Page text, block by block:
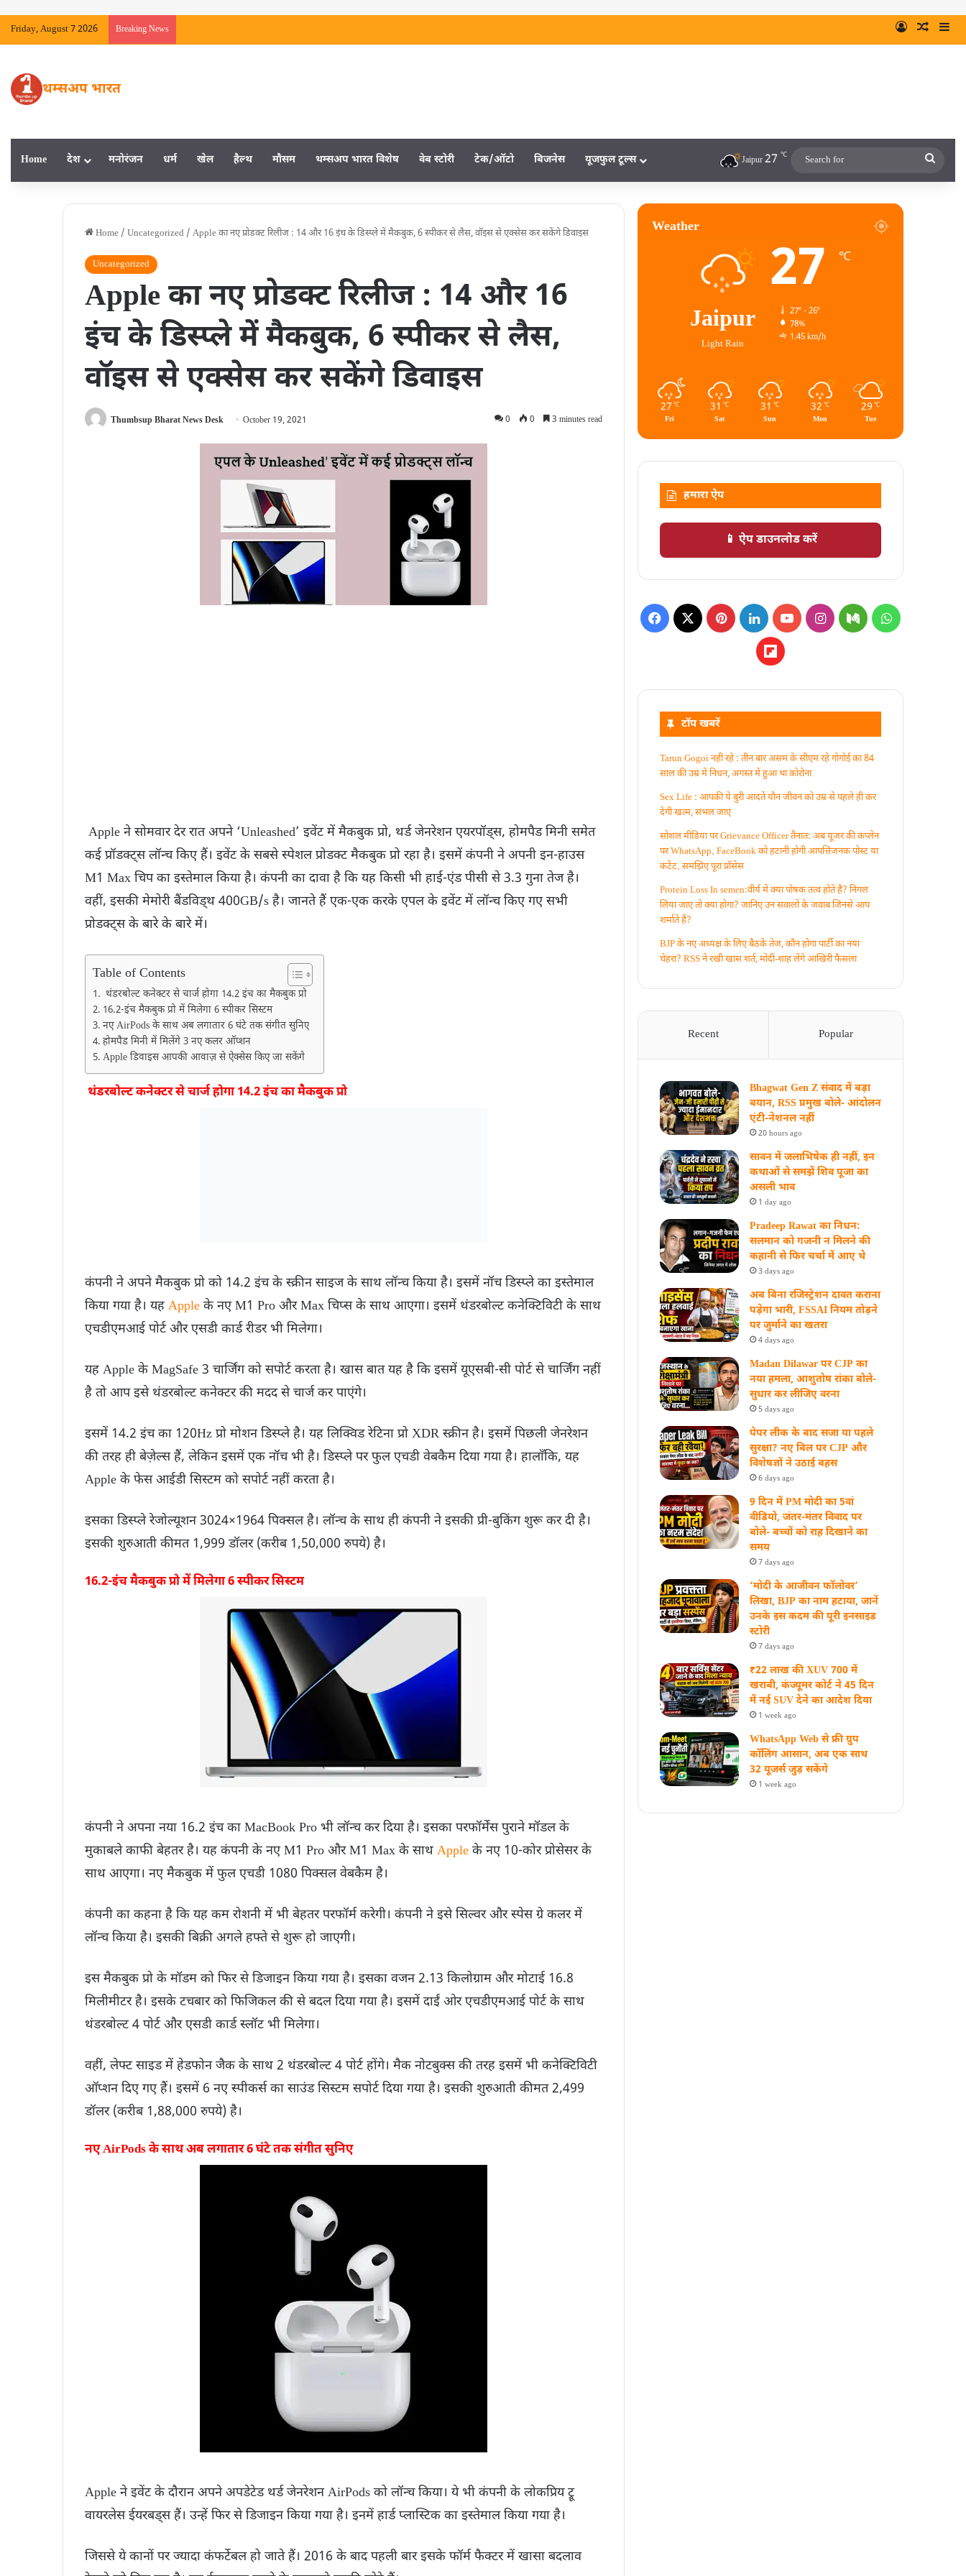
Friday, August 7 2026 Breaking News
थम्सअप भारत
Home देश मनाेरंजन धर्म खेल हैल्‍थ मौसम थम्‍सअप भारत विशेष वेब स्‍टोरी टेक/ऑटो बिजनेस यूजफुल टूल्‍स Jaipur27 ℃
Home / Uncategorized / Apple का नए प्रोडक्ट रिलीज : 14 और 16 इंच के डिस्प्ले में मैकबुक, 6 स्पीकर से लैस, वॉइस से एक्सेस कर सकेंगे ​डिवाइस
Uncategorized
Apple का नए प्रोडक्ट रिलीज : 14 और 16
इंच के डिस्प्ले में मैकबुक, 6 स्पीकर से लैस,
वॉइस से एक्सेस कर सकेंगे ​डिवाइस
Thumbsup Bharat News Desk October 19, 2021 0 0 3 minutes read
Apple ने सोमवार देर रात अपने ‘Unleashed’ इवेंट में मैकबुक प्रो, थर्ड जेनरेशन एयरपॉड्स, होमपैड मिनी समेत
कई प्रॉडक्ट्स लॉन्च किए हैं। इवेंट के सबसे स्पेशल प्रोडक्ट मैकबुक प्रो रहा है। इसमें कंपनी ने अपनी इन-हाउस
M1 Max चिप का इस्तेमाल किया है। कंपनी का दावा है कि यह किसी भी हाई-एंड पीसी से 3.3 गुना तेज है।
वहीं, इसकी मेमोरी बैंडविड्थ 400GB/s है। जानते हैं एक-एक करके एपल के इवेंट में लॉन्च किए गए सभी
प्रोडक्ट्स के बारे के बारे में।
Table of Contents
थंडरबोल्ट कनेक्टर से चार्ज होगा 14.2 इंच का मैकबुक प्रो
16.2-इंच मैकबुक प्रो में मिलेगा 6 स्पीकर सिस्टम
नए AirPods के साथ अब लगातार 6 घंटे तक संगीत सुनिए
होमपैड मिनी में मिलेंगे 3 नए कलर ऑप्शन
Apple डिवाइस आपकी आवाज़ से ऐक्सेस किए जा सकेंगे
थंडरबोल्ट कनेक्टर से चार्ज होगा 14.2 इंच का मैकबुक प्रो
कंपनी ने अपने मैकबुक प्रो को 14.2 इंच के स्क्रीन साइज के साथ लॉन्च किया है। इसमें नॉच डिस्प्ले का इस्तेमाल
किया गया है। यह Apple के नए M1 Pro और Max चिप्स के साथ आएगा। इसमें थंडरबोल्ट कनेक्टिविटी के साथ
एचडीएमआई पोर्ट और एसडी कार्ड रीडर भी मिलेगा।
यह Apple के MagSafe 3 चार्जिंग को सपोर्ट करता है। खास बात यह है कि इसमें यूएसबी-सी पोर्ट से चार्जिंग नहीं
है तो आप इसे थंडरबोल्ट कनेक्टर की मदद से चार्ज कर पाएंगे।
इसमें 14.2 इंच का 120Hz प्रो मोशन डिस्प्ले है। यह लिक्विड रेटिना प्रो XDR स्क्रीन है। इसमें पिछली जेनरेशन
की तरह ही बेज़ेल्स हैं, लेकिन इसमें एक नॉच भी है। डिस्प्ले पर फुल एचडी वेबकैम दिया गया है। हालाँकि, यह
Apple के फेस आईडी सिस्टम को सपोर्ट नहीं करता है।
इसका डिस्प्ले रेजोल्यूशन 3024×1964 पिक्सल है। लॉन्च के साथ ही कंपनी ने इसकी प्री-बुकिंग शुरू कर दी है।
इसकी शुरुआती कीमत 1,999 डॉलर (करीब 1,50,000 रुपये) है।
16.2-इंच मैकबुक प्रो में मिलेगा 6 स्पीकर सिस्टम
कंपनी ने अपना नया 16.2 इंच का MacBook Pro भी लॉन्च कर दिया है। इसका परफॉर्मेंस पुराने मॉडल के
मुकाबले काफी बेहतर है। यह कंपनी के नए M1 Pro और M1 Max के साथ Apple के नए 10-कोर प्रोसेसर के
साथ आएगा। नए मैकबुक में फुल एचडी 1080 पिक्सल वेबकैम है।
कंपनी का कहना है कि यह कम रोशनी में भी बेहतर परफॉर्म करेगी। कंपनी ने इसे सिल्वर और स्पेस ग्रे कलर में
लॉन्च किया है। इसकी बिक्री अगले हफ्ते से शुरू हो जाएगी।
इस मैकबुक प्रो के मॉडम को फिर से डिजाइन किया गया है। इसका वजन 2.13 किलोग्राम और मोटाई 16.8
मिलीमीटर है। इसके टचबार को फिजिकल की से बदल दिया गया है। इसमें दाईं ओर एचडीएमआई पोर्ट के साथ
थंडरबोल्ट 4 पोर्ट और एसडी कार्ड स्लॉट भी मिलेगा।
वहीं, लेफ्ट साइड में हेडफोन जैक के साथ 2 थंडरबोल्ट 4 पोर्ट होंगे। मैक नोटबुक्स की तरह इसमें भी कनेक्टिविटी
ऑप्शन दिए गए हैं। इसमें 6 नए स्पीकर्स का साउंड सिस्टम सपोर्ट दिया गया है। इसकी शुरुआती कीमत 2,499
डॉलर (करीब 1,88,000 रुपये) है।
नए AirPods के साथ अब लगातार 6 घंटे तक संगीत सुनिए
Apple ने इवेंट के दौरान अपने अपडेटेड थर्ड जेनरेशन AirPods को लॉन्च किया। ये भी कंपनी के लोकप्रिय ट्रू
वायरलेस ईयरबड्स हैं। उन्हें फिर से डिजाइन किया गया है। इनमें हार्ड प्लास्टिक का इस्तेमाल किया गया है।
जिससे ये कानों पर ज्यादा कंफर्टेबल हो जाते हैं। 2016 के बाद पहली बार इसके फॉर्म फैक्टर में खासा बदलाव
Weather
Jaipur
Light Rain
27 ℃
27º - 26º
78%
1.45 km/h
27 ℃
Fri
31 ℃
Sat
31 ℃
Sun
32 ℃
Mon
29 ℃
Tue
हमारा ऐप
📱 ऐप डाउनलोड करें
टॉप खबरें
Tarun Gogoi नहीं रहे : तीन बार असम के सीएम रहे गोगोई का 84
साल की उम्र में निधन, अगस्त में हुआ था कोरोना
Sex Life : आपकी ये बुरी आदतें याैन जीवन को उम्र से पहले ही कर
देंगी खत्म, संभल जाएं
सोशल मीडिया पर Grievance Officer तैनात: अब यूजर की कंप्लेन
पर WhatsApp‚ FaceBook को हटानी होगी आपत्तिजनक पोस्ट या
कंटेंट‚ समझिए पूरा प्रॉसेस
Protein Loss In semen:वीर्य में क्या पोषक तत्व होते हैं? निगल
लिया जाए तो क्या होगा? जानिए उन सवालों के जवाब जिनसे आप
शर्माते हैं?
BJP के नए अध्यक्ष के लिए बैठकें तेज, कौन होगा पार्टी का नया
चेहरा? RSS ने रखी खास शर्त, मोदी-शाह लेंगे आखिरी फैसला
Recent Popular
Bhagwat Gen Z संवाद में बड़ा
बयान, RSS प्रमुख बोले- आंदोलन
एंटी-नेशनल नहीं
20 hours ago
सावन में जलाभिषेक ही नहीं, इन
कथाओं से समझें शिव पूजा का
असली भाव
1 day ago
Pradeep Rawat का निधन:
सलमान को गजनी न मिलने की
कहानी से फिर चर्चा में आए थे
3 days ago
अब बिना रजिस्ट्रेशन दावत कराना
पड़ेगा भारी, FSSAI नियम तोड़ने
पर जुर्माने का खतरा
4 days ago
Madan Dilawar पर CJP का
नया हमला, आशुतोष रांका बोले-
सुधार कर लीजिए वरना
5 days ago
पेपर लीक के बाद सजा या पहले
सुरक्षा? नए बिल पर CJP और
विशेषज्ञों ने उठाई बहस
6 days ago
9 दिन में PM मोदी का 5वां
वीडियो, जंतर-मंतर विवाद पर
बोले- बच्चों को राह दिखाने का
समय
7 days ago
‘मोदी के आजीवन फॉलोवर’
लिखा, BJP का नाम हटाया, जानें
उनके इस कदम की पूरी इनसाइड
स्‍टोरी
7 days ago
₹22 लाख की XUV 700 में
खराबी, कंज्यूमर कोर्ट ने 45 दिन
में नई SUV देने का आदेश दिया
1 week ago
WhatsApp Web से फ्री ग्रुप
कॉलिंग आसान, अब एक साथ
32 यूजर्स जुड़ सकेंगे
1 week ago